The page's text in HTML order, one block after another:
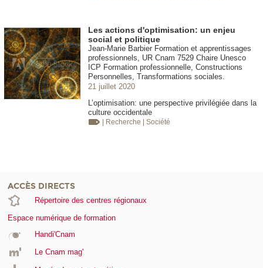
Les actions d'optimisation: un enjeu
social et politique
Jean-Marie Barbier Formation et apprentissages
professionnels, UR Cnam 7529 Chaire Unesco
ICP Formation professionnelle, Constructions
Personnelles, Transformations sociales.
21 juillet 2020
L’optimisation: une perspective privilégiée dans la
culture occidentale
| Recherche | Société
ACCÈS DIRECTS
Répertoire des centres régionaux
Espace numérique de formation
Handi'Cnam
Le Cnam mag'